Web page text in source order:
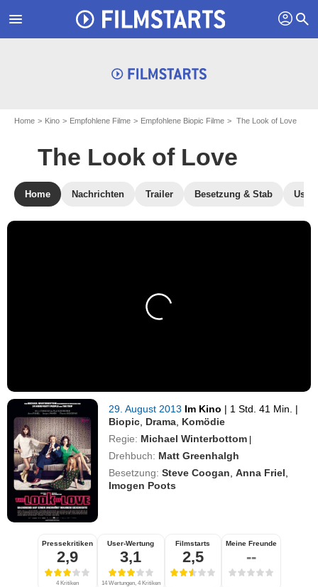
menu profil search
Home Kino Empfohlene Filme Empfohlene Biopic Filme The Look of Love
The Look of Love
Home Nachrichten Trailer Besetzung & Stab
29. August 2013 Im Kino | 1 Std. 41 Min. |
Biopic Drama Komödie
Regie: Michael Winterbottom |
Drehbuch: Matt Greenhalgh
Besetzung: Steve Coogan ,Anna Friel
Imogen Poots
Pressekritiken
2,9
4 Kritiken
User-Wertung
3,1
14 Wertungen, 4 Kritiken
Filmstarts
2,5
Meine Freunde
--